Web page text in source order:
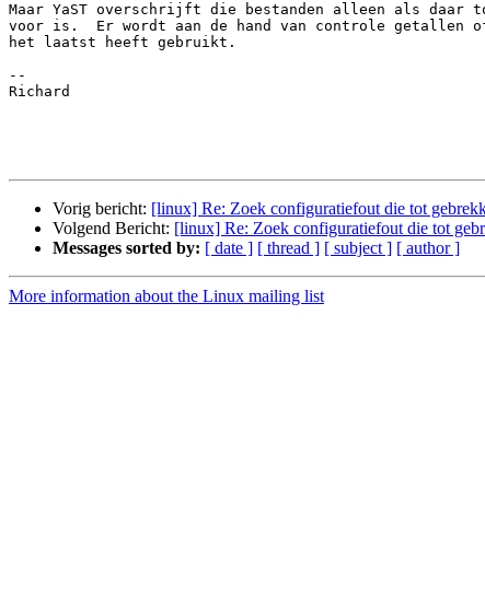
Maar YaST overschrijft die bestanden alleen als daar
voor is.  Er wordt aan de hand van controle getallen of
het laatst heeft gebruikt.
--
Richard
Vorig bericht: [linux] Re: Zoek configuratiefout die tot
Volgend Bericht: [linux] Re: Zoek configuratiefout die tot
Messages sorted by: [ date ] [ thread ] [ subject ] [ author ]
More information about the Linux mailing list